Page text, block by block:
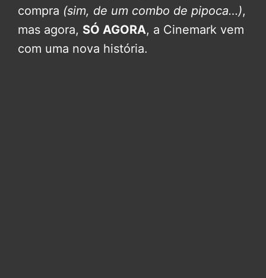
compra (sim, de um combo de pipoca…),
mas agora, SÓ AGORA, a Cinemark vem
com uma nova história.